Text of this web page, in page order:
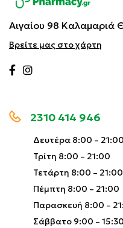
Αιγαίου 98 Καλαμαριά
Βρείτε μας στο χάρτη
2310 414 946
Δευτέρα 8:00 – 21:00
Τρίτη 8:00 – 21:00
Τετάρτη 8:00 – 21:00
Πέμπτη 8:00 – 21:00
Παρασκευή 8:00 –
Σάββατο 9:00 – 15:30